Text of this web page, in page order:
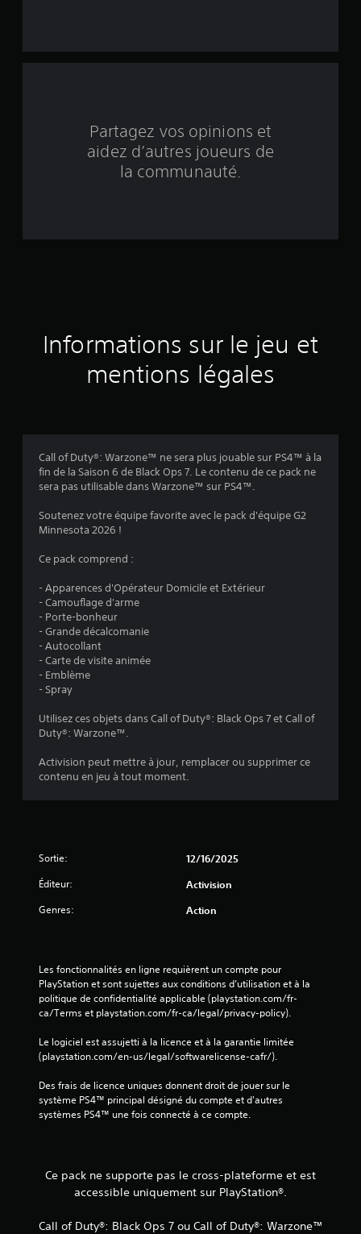
b
u
v
u
a
Partagez vos opinions et
aidez d’autres joueurs de
la communauté.
Informations sur le jeu et
mentions légales
Call of Duty®: Warzone™ ne sera plus jouable sur PS4™ à la
fin de la Saison 6 de Black Ops 7. Le contenu de ce pack ne
sera pas utilisable dans Warzone™ sur PS4™.
Soutenez votre équipe favorite avec le pack d'équipe G2
Minnesota 2026 !
Ce pack comprend :
- Apparences d'Opérateur Domicile et Extérieur
- Camouflage d'arme
- Porte-bonheur
- Grande décalcomanie
- Autocollant
- Carte de visite animée
- Emblème
- Spray
Utilisez ces objets dans Call of Duty®: Black Ops 7 et Call of
Duty®: Warzone™.
Activision peut mettre à jour, remplacer ou supprimer ce
contenu en jeu à tout moment.
Sortie: 12/16/2025
Éditeur: Activision
Genres: Action
Les fonctionnalités en ligne requièrent un compte pour
PlayStation et sont sujettes aux conditions d’utilisation et à la
politique de confidentialité applicable (playstation.com/fr-
ca/Terms et playstation.com/fr-ca/legal/privacy-policy).
Le logiciel est assujetti à la licence et à la garantie limitée
(playstation.com/en-us/legal/softwarelicense-cafr/).
Des frais de licence uniques donnent droit de jouer sur le
système PS4™ principal désigné du compte et d'autres
systèmes PS4™ une fois connecté à ce compte.
Ce pack ne supporte pas le cross-plateforme et est
accessible uniquement sur PlayStation®.
Call of Duty®: Black Ops 7 ou Call of Duty®: Warzone™